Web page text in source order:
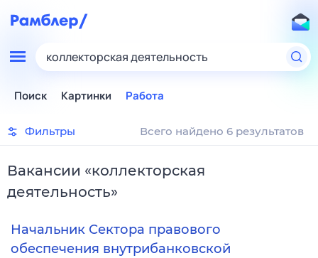
коллекторская деятельность
Поиск Картинки Работа
Фильтры Всего найдено 6 результатов
Вакансии «коллекторская
деятельность»
Начальник Сектора правового
обеспечения внутрибанковской